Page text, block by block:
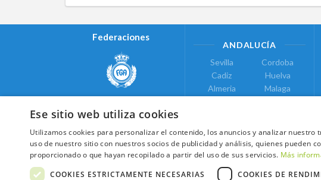
Federaciones
Real Federación Andaluza de
Golf
Federación de Golf de Madrid
ANDALUCÍA
Sevilla
Cadiz
Almeria
Cordoba
Huelva
Malaga
Valencia
COMUNIDAD DE MADRID
Madrid
Ese sitio web utiliza cookies
Utilizamos cookies para personalizar el contenido, los anuncios y analizar
uso de nuestro sitio con nuestros socios de publicidad y análisis, quienes pueden
proporcionado o que hayan recopilado a partir del uso de sus servicios. Más
COOKIES ESTRICTAMENTE NECESARIAS
COOKIES DE